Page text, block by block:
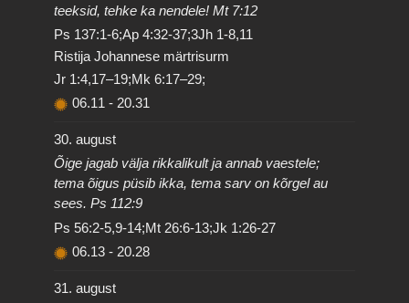
teeksid, tehke ka nendele! Mt 7:12
Ps 137:1-6;Ap 4:32-37;3Jh 1-8,11
Ristija Johannese märtrisurm
Jr 1:4,17–19;Mk 6:17–29;
06.11 - 20.31
30. august
Õige jagab välja rikkalikult ja annab vaestele;
tema õigus püsib ikka, tema sarv on kõrgel au
sees. Ps 112:9
Ps 56:2-5,9-14;Mt 26:6-13;Jk 1:26-27
06.13 - 20.28
31. august